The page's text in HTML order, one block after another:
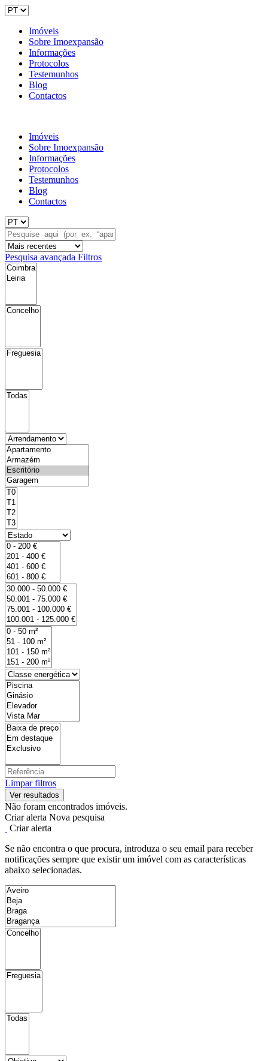
Imóveis
Sobre Imoexpansão
Informações
Protocolos
Testemunhos
Blog
Contactos
Imóveis
Sobre Imoexpansão
Informações
Protocolos
Testemunhos
Blog
Contactos
Pesquisa avançada Filtros
Limpar filtros
Não foram encontrados imóveis.
Criar alerta Nova pesquisa
Criar alerta
Se não encontra o que procura, introduza o seu email para receber
notificações sempre que existir um imóvel com as características
abaixo selecionadas.